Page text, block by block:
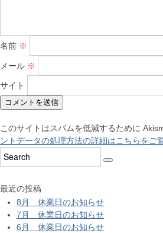
名前 ※
メール ※
サイト
このサイトはスパムを低減するために
ントデータの処理方法の詳細はこちらをご
最近の投稿
8月 休業日のお知らせ
7月 休業日のお知らせ
6月 休業日のお知らせ